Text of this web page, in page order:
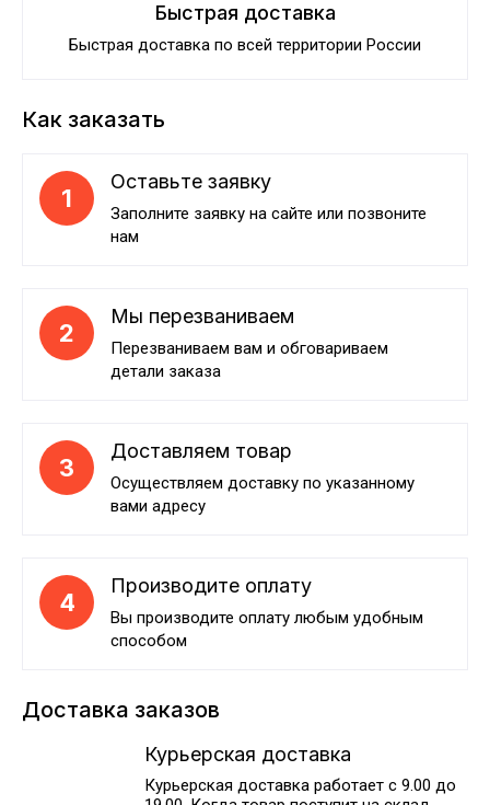
Быстрая доставка
Быстрая доставка по всей территории России
Как заказать
1
Оставьте заявку
Заполните заявку на сайте или позвоните
нам
2
Мы перезваниваем
Перезваниваем вам и обговариваем
детали заказа
3
Доставляем товар
Осуществляем доставку по указанному
вами адресу
4
Производите оплату
Вы производите оплату любым удобным
способом
Доставка заказов
Курьерская доставка
Курьерская доставка работает с 9.00 до